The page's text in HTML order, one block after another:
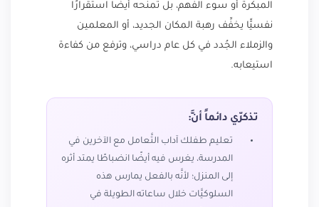
المبكرة أو سوء الفهم، بل تمنحه أيضًا استقرارًا
نفسيًّا يخفِّف رهبة المكان الجديد، أو المعلمين
والزملاء الجُدد في كل عام دراسي، وترفع من كفاءة
استيعابه.
تذكرّي دائماً أنَّ:
تعليم طفلك آداب التَّعامل مع الآخرين في
المدرسة، يغرس فيه أيضًا انضباطًا يمتد أثره
إلى المنزل؛ لأنَّه بالفعل يمارس هذه
السلوكيَّات خلال ساعاته الطويلة في